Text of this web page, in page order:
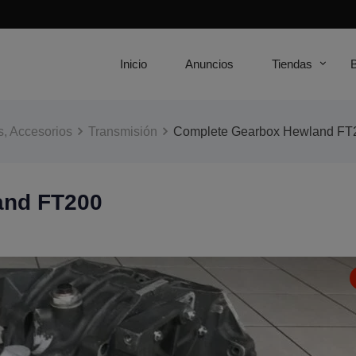
Inicio Anuncios Tiendas
Accesorios Transmisión Complete Gearbox Hewland
FT200